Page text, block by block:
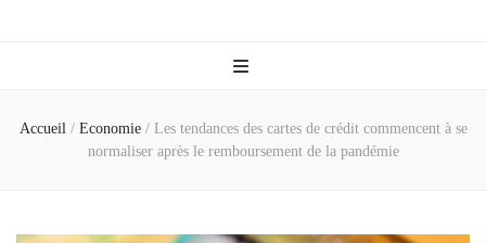
Accueil / Economie / Les tendances des cartes de crédit commencent à se
normaliser après le remboursement de la pandémie